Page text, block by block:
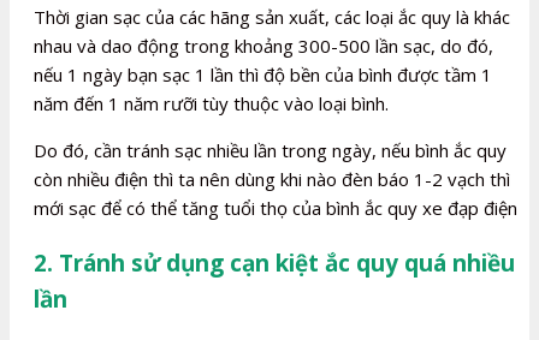
Thời gian sạc của các hãng sản xuất, các loại ắc quy là khác
nhau và dao động trong khoảng 300-500 lần sạc, do đó,
nếu 1 ngày bạn sạc 1 lần thì độ bền của bình được tầm 1
năm đến 1 năm rưỡi tùy thuộc vào loại bình.
Do đó, cần tránh sạc nhiều lần trong ngày, nếu bình ắc quy
còn nhiều điện thì ta nên dùng khi nào đèn báo 1-2 vạch thì
mới sạc để có thể tăng tuổi thọ của bình ắc quy xe đạp điện
2. Tránh sử dụng cạn kiệt ắc quy quá nhiều
lần